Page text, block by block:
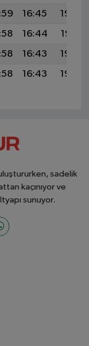
16:45
19:48
16:44
19:47
16:43
19:45
16:43 19:44
sadelik
kaçınıyor ve
sunuyor.